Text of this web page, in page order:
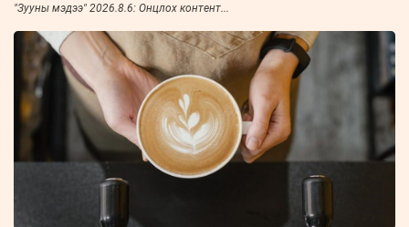
"Зууны мэдээ" 2026.8.6: Онцлох контент...